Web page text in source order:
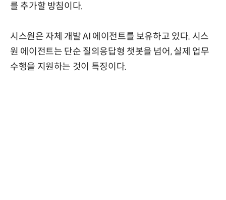
를 추가할 방침이다.
시스원은 자체 개발 AI 에이전트를 보유하고 있다. 시스
원 에이전트는 단순 질의응답형 챗봇을 넘어, 실제 업무
수행을 지원하는 것이 특징이다.